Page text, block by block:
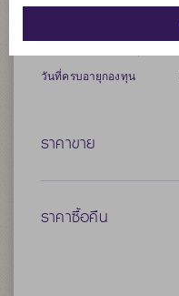
วันที่ครบอายุกองทุน
ราคาขาย
ราคาซื้อคืน